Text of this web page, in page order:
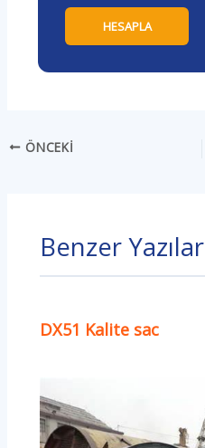
HESAPLA
ÖNCEKI
Benzer Yazılar
DX51 Kalite sac